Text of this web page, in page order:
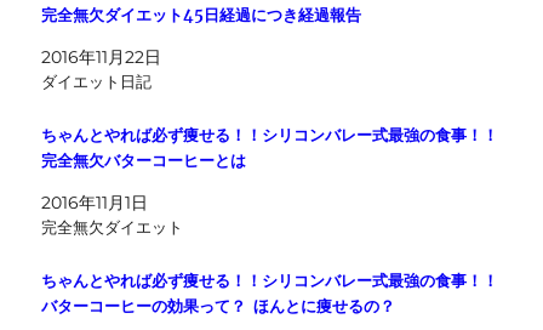
完全無欠ダイエット45日経過につき経過報告
2016年11月22日
ダイエット日記
ちゃんとやれば必ず痩せる！！シリコンバレー式最強の食事！！
完全無欠バターコーヒーとは
2016年11月1日
完全無欠ダイエット
ちゃんとやれば必ず痩せる！！シリコンバレー式最強の食事！！
バターコーヒーの効果って？ ほんとに痩せるの？